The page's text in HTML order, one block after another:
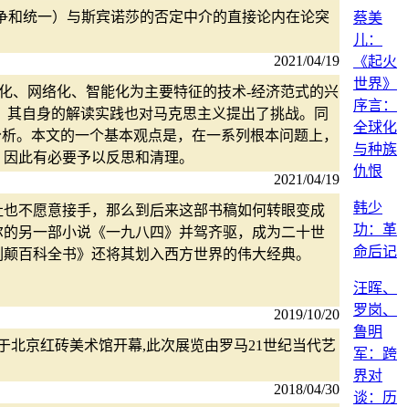
统一）与斯宾诺莎的否定中介的直接论内在论突
2021/04/19
、网络化、智能化为主要特征的技术-经济范式的兴
自身的解读实践也对马克思主义提出了挑战。同
。本文的一个基本观点是，在一系列根本问题上，
此有必要予以反思和清理。
2021/04/19
不愿意接手，那么到后来这部书稿如何转眼变成
另一部小说《一九八四》并驾齐驱，成为二十世
百科全书》还将其划入西方世界的伟大经典。
2019/10/20
北京红砖美术馆开幕,此次展览由罗马21世纪当代艺
2018/04/30
蔡美
儿：
《起火
世界》
序言：
全球化
与种族
仇恨
韩少
功：革
命后记
汪晖、
罗岗、
鲁明
军：跨
界对
谈：历